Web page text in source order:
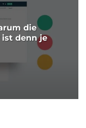
die
denn je